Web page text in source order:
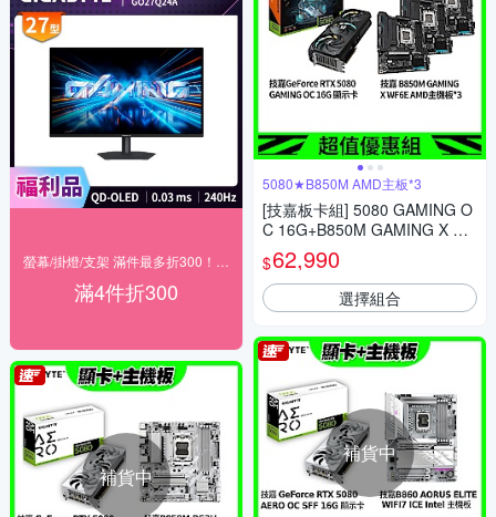
滿4件折300
補貨中
5080★B850M AMD主板*3
[技嘉板卡組] 5080 GAMING O
C 16G+B850M GAMING X WF
6E AMD主機板*3
$62,990
選擇組合
補貨中